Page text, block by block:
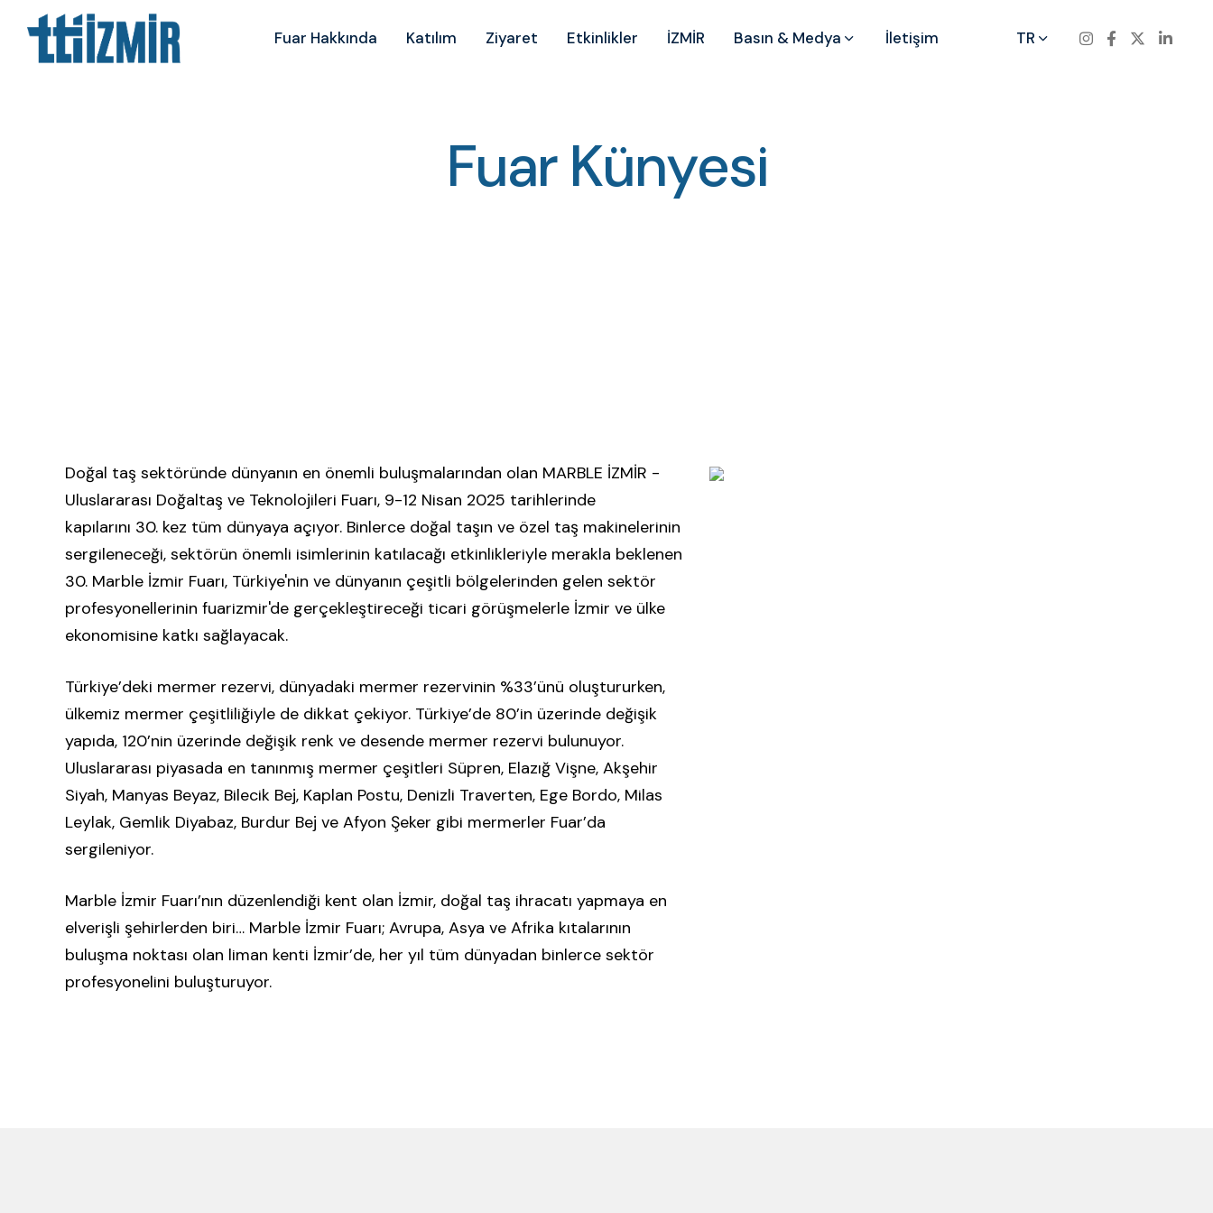
Fuar Hakkında Katılım Ziyaret Etkinlikler İZMİR Basın & Medya İletişim TR
Fuar Künyesi
Fuar Künyesi
Doğal taş sektöründe dünyanın en önemli buluşmalarından olan MARBLE İZMİR -
Uluslararası Doğaltaş ve Teknolojileri Fuarı, 9-12 Nisan 2025 tarihlerinde
kapılarını 30. kez tüm dünyaya açıyor. Binlerce doğal taşın ve özel taş makinelerinin
sergileneceği, sektörün önemli isimlerinin katılacağı etkinlikleriyle merakla beklenen
30. Marble İzmir Fuarı, Türkiye'nin ve dünyanın çeşitli bölgelerinden gelen sektör
profesyonellerinin fuarizmir'de gerçekleştireceği ticari görüşmelerle İzmir ve ülke
ekonomisine katkı sağlayacak.
Türkiye’deki mermer rezervi, dünyadaki mermer rezervinin %33’ünü oluştururken,
ülkemiz mermer çeşitliliğiyle de dikkat çekiyor. Türkiye’de 80’in üzerinde değişik
yapıda, 120’nin üzerinde değişik renk ve desende mermer rezervi bulunuyor.
Uluslararası piyasada en tanınmış mermer çeşitleri Süpren, Elazığ Vişne, Akşehir
Siyah, Manyas Beyaz, Bilecik Bej, Kaplan Postu, Denizli Traverten, Ege Bordo, Milas
Leylak, Gemlik Diyabaz, Burdur Bej ve Afyon Şeker gibi mermerler Fuar’da
sergileniyor.
Marble İzmir Fuarı’nın düzenlendiği kent olan İzmir, doğal taş ihracatı yapmaya en
elverişli şehirlerden biri… Marble İzmir Fuarı; Avrupa, Asya ve Afrika kıtalarının
buluşma noktası olan liman kenti İzmir’de, her yıl tüm dünyadan binlerce sektör
profesyonelini buluşturuyor.